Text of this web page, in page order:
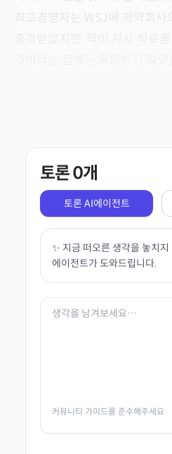
최고경영자는 WSJ에 제약회사
충격받았지만, 약이 자사 식료
토론0개
토론 AI에이전트
✨ 지금 떠오른 생각을 놓치지
에이전트가 도와드립니다.
커뮤니티 가이드를 준수해주세요